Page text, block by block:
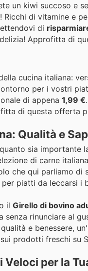
un kiwi succoso e
di vitamine e
di
Approfitta di
cucina italiana:
per i vostri
di appena 1,99 €
di questa offerta
Qualità e
sia importante
di carne
che qui parliamo
piatti da leccarsi i
il Girello di bovino
senza rinunciare al
e benessere,
prodotti freschi su
per la